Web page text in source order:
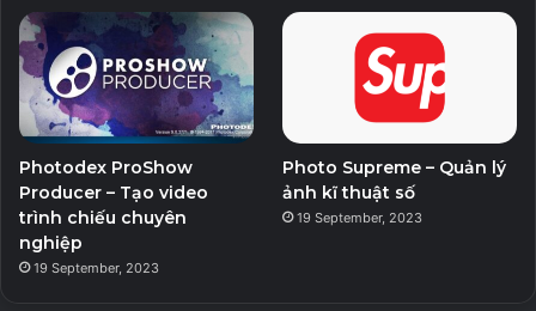
Photodex ProShow
Producer – Tạo video
trình chiếu chuyên
nghiệp
19 September, 2023
Photo Supreme – Quản lý
ảnh kĩ thuật số
19 September, 2023